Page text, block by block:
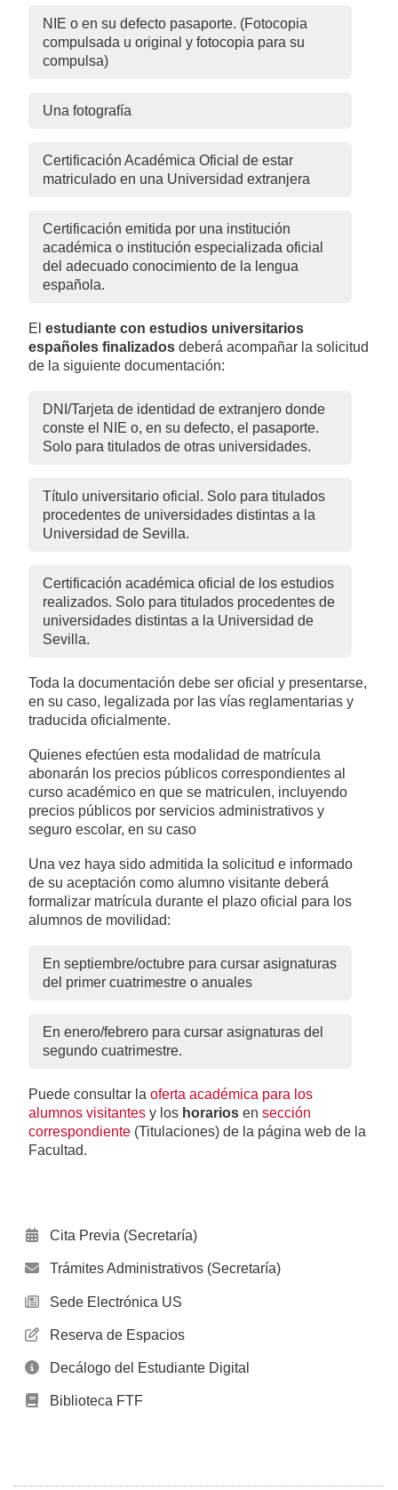
NIE o en su defecto pasaporte. (Fotocopia
compulsada u original y fotocopia para su
compulsa)
Una fotografía
Certificación Académica Oficial de estar
matriculado en una Universidad extranjera
Certificación emitida por una institución
académica o institución especializada oficial
del adecuado conocimiento de la lengua
española.
El estudiante con estudios universitarios
españoles finalizados deberá acompañar la solicitud
de la siguiente documentación:
DNI/Tarjeta de identidad de extranjero donde
conste el NIE o, en su defecto, el pasaporte.
Solo para titulados de otras universidades.
Título universitario oficial. Solo para titulados
procedentes de universidades distintas a la
Universidad de Sevilla.
Certificación académica oficial de los estudios
realizados. Solo para titulados procedentes de
universidades distintas a la Universidad de
Sevilla.
Toda la documentación debe ser oficial y presentarse,
en su caso, legalizada por las vías reglamentarias y
traducida oficialmente.
Quienes efectúen esta modalidad de matrícula
abonarán los precios públicos correspondientes al
curso académico en que se matriculen, incluyendo
precios públicos por servicios administrativos y
seguro escolar, en su caso
Una vez haya sido admitida la solicitud e informado
de su aceptación como alumno visitante deberá
formalizar matrícula durante el plazo oficial para los
alumnos de movilidad:
En septiembre/octubre para cursar asignaturas
del primer cuatrimestre o anuales
En enero/febrero para cursar asignaturas del
segundo cuatrimestre.
Puede consultar la oferta académica para los
alumnos visitantes y los horarios en sección
correspondiente (Titulaciones) de la página web de la
Facultad.
Cita Previa (Secretaría)
Trámites Administrativos (Secretaría)
Sede Electrónica US
Reserva de Espacios
Decálogo del Estudiante Digital
Biblioteca FTF